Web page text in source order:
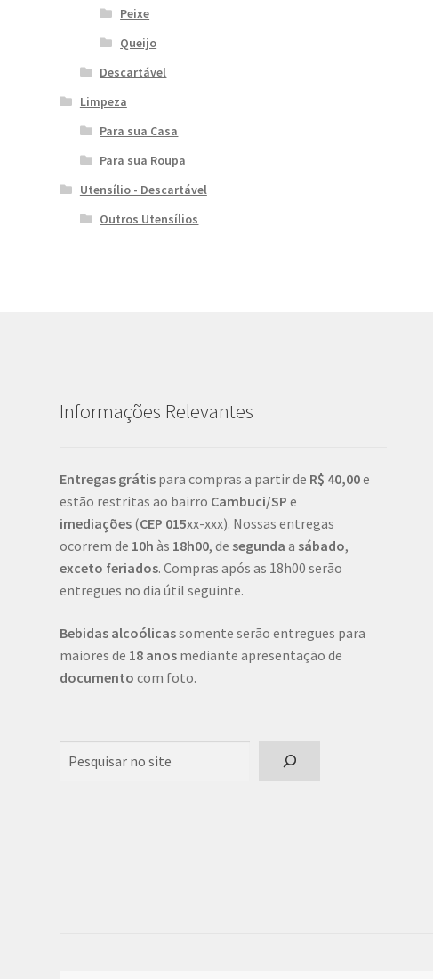
Peixe
Queijo
Descartável
Limpeza
Para sua Casa
Para sua Roupa
Utensílio - Descartável
Outros Utensílios
Informações Relevantes
Entregas grátis para compras a partir de R$ 40,00e
estão restritas ao bairro Cambuci/SP e
imediações (CEP 015xx-xxx). Nossas entregas
ocorrem de 10h às 18h00, de segunda a sábado,
exceto feriados. Compras após as 18h00 serão
entregues no dia útil seguinte.
Bebidas alcoólicassomente serão entregues para
maiores de 18 anos mediante apresentação de
documento com foto.